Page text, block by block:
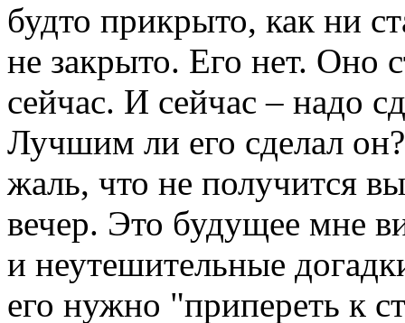
будто прикрыто, как ни
не закрыто. Его нет. Оно
сейчас. И сейчас – надо
Лучшим ли его сделал
жаль, что не получится
вечер. Это будущее мне
и неутешительные
его нужно "припереть к